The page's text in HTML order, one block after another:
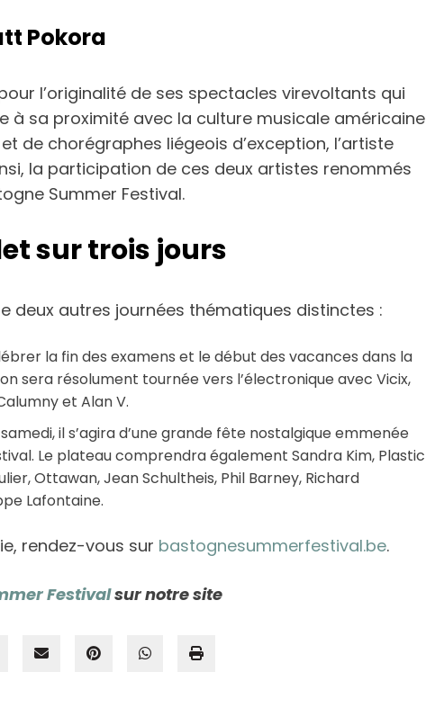
Pokora
l’originalité de ses spectacles virevoltants qui
à sa proximité avec la culture musicale américaine
de chorégraphes liégeois d’exception, l’artiste
la participation de ces deux artistes renommés
Summer Festival.
sur trois jours
deux autres journées thématiques distinctes :
la fin des examens et le début des vacances dans la
sera résolument tournée vers l’électronique avec Vicix,
et Alan V.
il s’agira d’une grande fête nostalgique emmenée
Le plateau comprendra également Sandra Kim, Plastic
Ottawan, Jean Schultheis, Phil Barney, Richard
Lafontaine.
rendez-vous sur bastognesummerfestival.be.
Festivalsur notre site